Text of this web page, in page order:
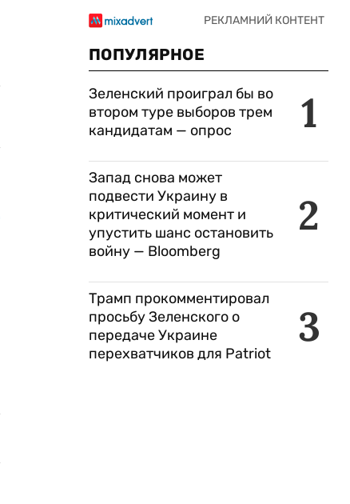
ПОПУЛЯРНОЕ
1
Зеленский проиграл бы во
втором туре выборов трем
кандидатам — опрос
2
Запад снова может
подвести Украину в
критический момент и
упустить шанс остановить
войну — Bloomberg
3
Трамп прокомментировал
просьбу Зеленского о
передаче Украине
перехватчиков для Patriot